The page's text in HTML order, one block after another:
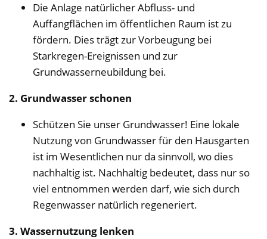
Die Anlage natürlicher Abfluss- und
Auffangflächen im öffentlichen Raum ist zu
fördern. Dies trägt zur Vorbeugung bei
Starkregen-Ereignissen und zur
Grundwasserneubildung bei.
2. Grundwasser schonen
Schützen Sie unser Grundwasser! Eine lokale
Nutzung von Grundwasser für den Hausgarten
ist im Wesentlichen nur da sinnvoll, wo dies
nachhaltig ist. Nachhaltig bedeutet, dass nur so
viel entnommen werden darf, wie sich durch
Regenwasser natürlich regeneriert.
3. Wassernutzung lenken